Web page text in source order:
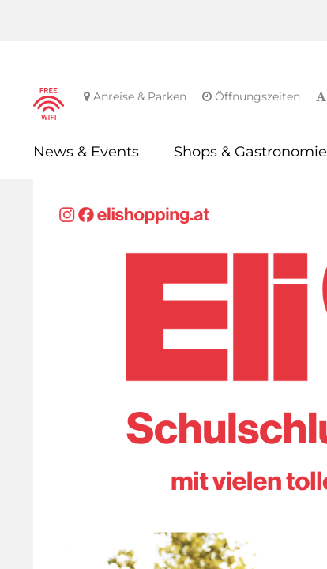
Anreise & Parken
Öffnungszeiten
News & Events Shops & Gastronomie